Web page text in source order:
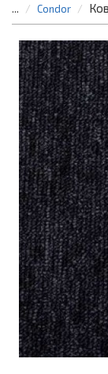
... Condor